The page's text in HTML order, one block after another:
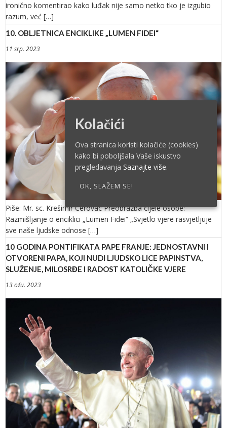
ironično komentirao kako luđak nije samo netko tko je izgubio
razum, već […]
10. OBLJETNICA ENCIKLIKE „LUMEN FIDEI“
11 srp. 2023
Piše: Mr. sc. Krešimir Cerovac Preobrazba cijele osobe:
Razmišljanje o enciklici „Lumen Fidei“ „Svjetlo vjere rasvjetljuje
sve naše ljudske odnose […]
10 GODINA PONTIFIKATA PAPE FRANJE: JEDNOSTAVNI I
OTVORENI PAPA, KOJI NUDI LJUDSKO LICE PAPINSTVA,
SLUŽENJE, MILOSRĐE I RADOST KATOLIČKE VJERE
13 ožu. 2023
Kolačići
Ova stranica koristi kolačiće (cookies)
kako bi poboljšala Vaše iskustvo
pregledavanja Saznajte više.
OK, SLAŽEM SE!